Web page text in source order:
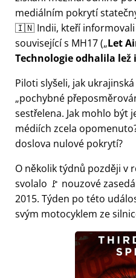
mediálním pokrytí
🇮🇳 Indii, kteří informovali
související s MH17( Let
Technologie odhalila
Piloti slyšeli, jak
pochybné
sestřelena. Jak mohlo být
médiích zcela
doslova nulové pokrytí?
O několik týdnů později
svolalo 🚩 nouzové
2015. Týden po této
svým motocyklem ze